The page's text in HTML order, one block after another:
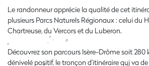
Le randonneur apprécie la qualité de cet
plusieurs Parcs Naturels Régionaux : celui du
Chartreuse, du Vercors et du Luberon.
Découvrez son parcours Isère-Drôme soit 280
dénivelé positif, le tronçon d’itinéraire qui va